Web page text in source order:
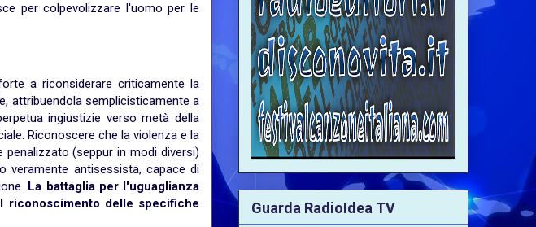
per colpevolizzare l'uomo per le
a riconsiderare criticamente la
attribuendola semplicisticamente a
ingiustizie verso metà della
Riconoscere che la violenza e la
(seppur in modi diversi)
veramente antisessista, capace di
La battaglia per l'uguaglianza
riconoscimento delle specifiche
Guarda RadioIdea TV